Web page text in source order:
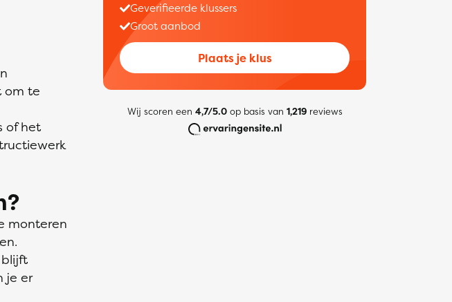
om te
of het
monteren
je er
Geverifieerde klussers
Groot aanbod
Plaats je klus
Wij scoren een 4,7/5.0op basis van 1,219reviews